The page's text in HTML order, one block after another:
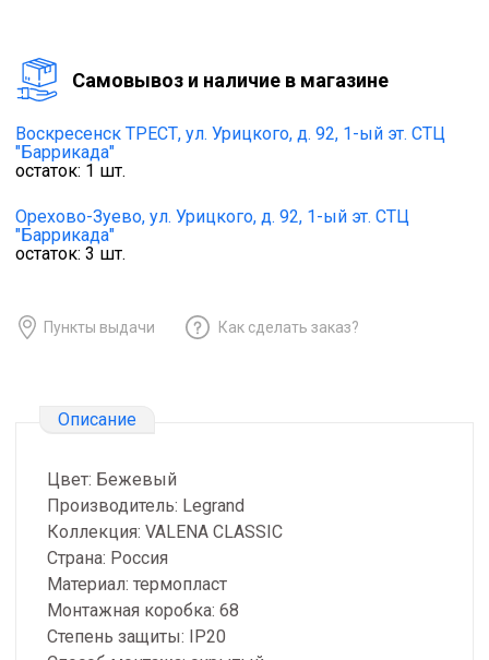
Cамовывоз и наличие в магазине
Воскресенск ТРЕСТ, ул. Урицкого, д. 92, 1-ый эт. СТЦ
"Баррикада"
остаток: 1 шт.
Орехово-Зуево, ул. Урицкого, д. 92, 1-ый эт. СТЦ
"Баррикада"
остаток: 3 шт.
Пункты выдачи Как сделать заказ?
Описание
Цвет: Бежевый
Производитель: Legrand
Коллекция: VALENA CLASSIC
Страна: Россия
Материал: термопласт
Монтажная коробка: 68
Степень защиты: IP20